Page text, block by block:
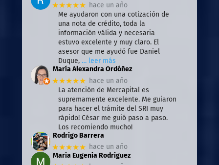
★★★★★ hace un año
Me ayudaron con una cotización de
una nota de crédito, toda la
información válida y necesaria
estuvo excelente y muy claro. El
asesor que me ayudó fue Daniel
Duque, … leer más
María Alexandra Ordóñez
★★★★★ hace un año
La atención de Mercapital es
supremamente excelente. Me guiaron
para hacer el trámite del SRI muy
rápido! César me guió paso a paso.
Los recomiendo mucho!
Rodrigo Barrera
★★★★★ hace un año
Maria Eugenia Rodriguez